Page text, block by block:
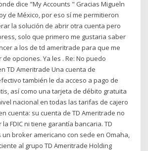
dice "My Accounts " Gracias Migueln
de México, por eso sí me permitieron
la solución de abrir otra cuenta pero
solo que primero me gustaria saber
a los de td ameritrade para que me
opciones. Ya les . Re: No puedo
TD Ameritrade Una cuenta de
también le da acceso a pago de
así como una tarjeta de débito gratuita
nacional en todas las tarifas de cajero
cuenta: su cuenta de TD Ameritrade no
FDIC ni tiene garantía bancaria. TD
un broker americano con sede en Omaha,
al grupo TD Ameritrade Holding